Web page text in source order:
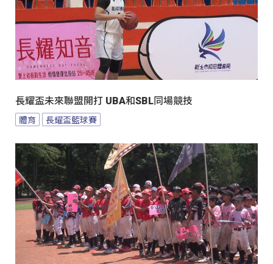
長耀盃未來聯盟開打 UBA和SBL同場競技
體育 長耀盃籃球賽